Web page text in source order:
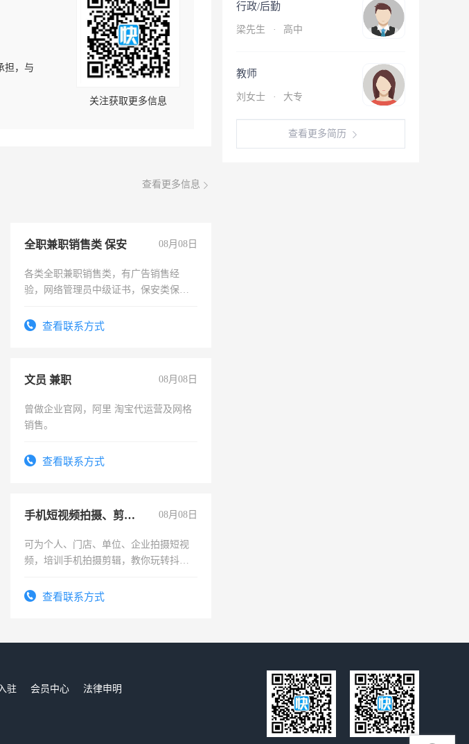
担，与
关注获取更多信息
查看更多信息
全职兼职销售类 保安 08月08日
各类全职兼职销售类，有广告销售经
验，网络管理员中级证书，保安类保安
有高低压电工证和十几年工作经验
查看联系方式
文员 兼职 08月08日
曾做企业官网，阿里 淘宝代运营及网格
销售。
查看联系方式
手机短视频拍摄、剪辑、抖音快手 08月08日
可为个人、门店、单位、企业拍摄短视
频，培训手机拍摄剪辑，教你玩转抖音
频，培训手机拍摄剪辑，教你玩转抖
查看联系方式
行政/后勤
梁先生 · 高中
教师
刘女士 · 大专
查看更多简历
驻 会员中心
法律申明